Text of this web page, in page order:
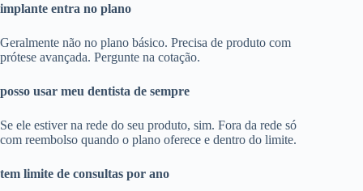
implante entra no plano
Geralmente não no plano básico. Precisa de produto com
prótese avançada. Pergunte na cotação.
posso usar meu dentista de sempre
Se ele estiver na rede do seu produto, sim. Fora da rede só
com reembolso quando o plano oferece e dentro do limite.
tem limite de consultas por ano